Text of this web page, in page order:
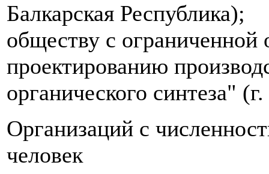
Балкарская Республика);
обществу с ограниченной
проектированию
органического синтеза"
Организаций с
человек